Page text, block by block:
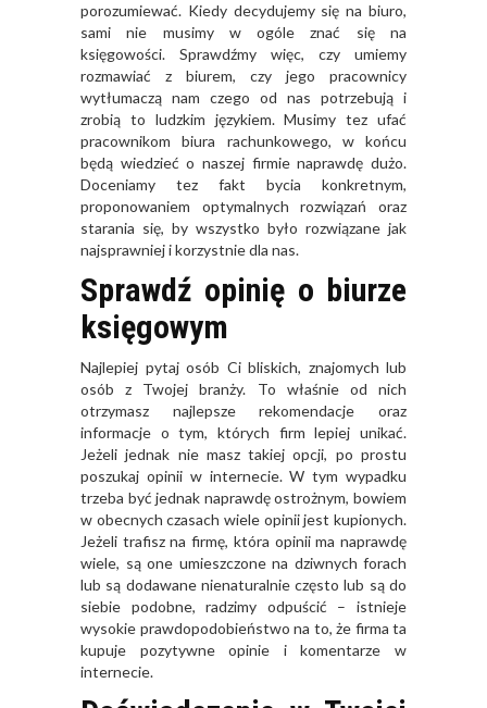
porozumiewać. Kiedy decydujemy się na biuro,
sami nie musimy w ogóle znać się na
księgowości. Sprawdźmy więc, czy umiemy
rozmawiać z biurem, czy jego pracownicy
wytłumaczą nam czego od nas potrzebują i
zrobią to ludzkim językiem. Musimy tez ufać
pracownikom biura rachunkowego, w końcu
będą wiedzieć o naszej firmie naprawdę dużo.
Doceniamy tez fakt bycia konkretnym,
proponowaniem optymalnych rozwiązań oraz
starania się, by wszystko było rozwiązane jak
najsprawniej i korzystnie dla nas.
Sprawdź opinię o biurze
księgowym
Najlepiej pytaj osób Ci bliskich, znajomych lub
osób z Twojej branży. To właśnie od nich
otrzymasz najlepsze rekomendacje oraz
informacje o tym, których firm lepiej unikać.
Jeżeli jednak nie masz takiej opcji, po prostu
poszukaj opinii w internecie. W tym wypadku
trzeba być jednak naprawdę ostrożnym, bowiem
w obecnych czasach wiele opinii jest kupionych.
Jeżeli trafisz na firmę, która opinii ma naprawdę
wiele, są one umieszczone na dziwnych forach
lub są dodawane nienaturalnie często lub są do
siebie podobne, radzimy odpuścić – istnieje
wysokie prawdopodobieństwo na to, że firma ta
kupuje pozytywne opinie i komentarze w
internecie.